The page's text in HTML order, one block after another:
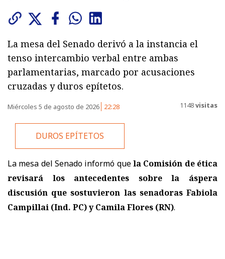
La mesa del Senado derivó a la instancia el
tenso intercambio verbal entre ambas
parlamentarias, marcado por acusaciones
cruzadas y duros epítetos.
Miércoles 5 de agosto de 2026 22:28 1148visitas
DUROS EPÍTETOS
La mesa del Senado informó quela Comisión de ética
revisará los antecedentes sobre la áspera
discusión que sostuvieron las senadoras Fabiola
Campillai (Ind. PC) y Camila Flores (RN).